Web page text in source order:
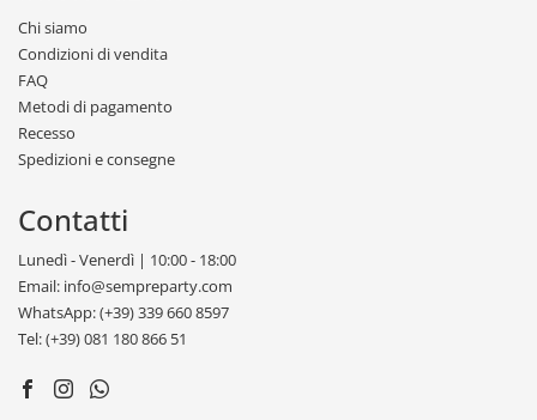
Chi siamo
Condizioni di vendita
FAQ
Metodi di pagamento
Recesso
Spedizioni e consegne
Contatti
Lunedì - Venerdì | 10:00 - 18:00
Email: info@sempreparty.com
WhatsApp: (+39) 339 660 8597
Tel: (+39) 081 180 866 51